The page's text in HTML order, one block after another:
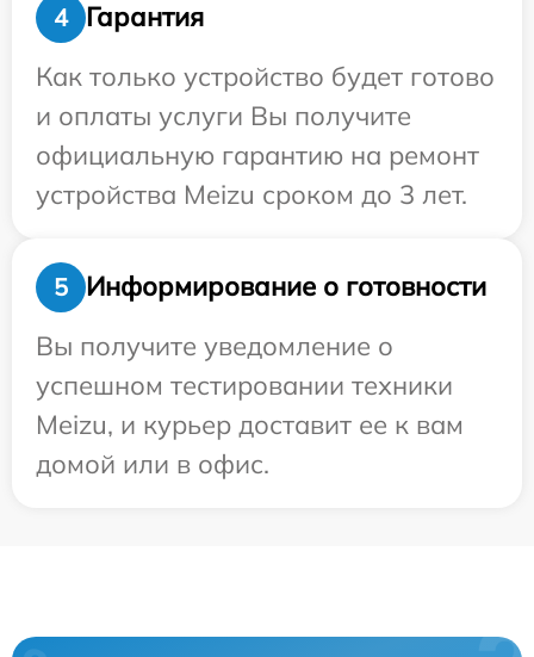
4
Гарантия
Как только устройство будет готово
и оплаты услуги Вы получите
официальную гарантию на ремонт
устройства Meizu сроком до 3 лет.
5
Информирование о готовности
Вы получите уведомление о
успешном тестировании техники
Meizu, и курьер доставит ее к вам
домой или в офис.